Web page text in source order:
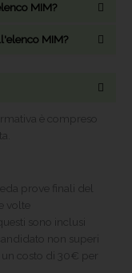
MIM?
MIM?
è compreso
prove finali del
volte
sono inclusi
non superi
un costo di 30€ per